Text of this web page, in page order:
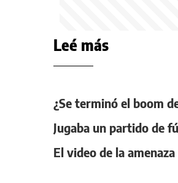
Leé más
¿Se terminó el boom
Jugaba un partido de
El video de la